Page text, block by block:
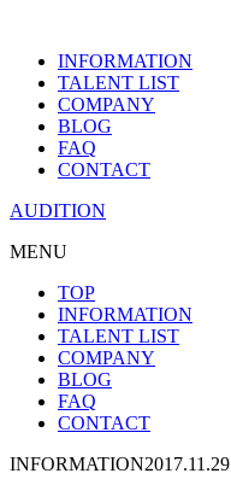
INFORMATION
TALENT LIST
COMPANY
BLOG
FAQ
CONTACT
AUDITION
MENU
TOP
INFORMATION
TALENT LIST
COMPANY
BLOG
FAQ
CONTACT
INFORMATION2017.11.29